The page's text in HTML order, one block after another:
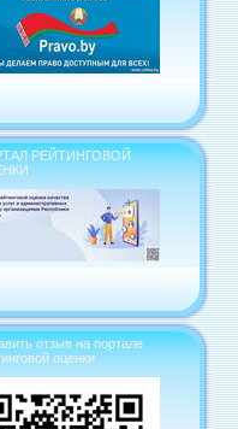
РЕЙТИНГОВОЙ
отзыв на портале
оценки